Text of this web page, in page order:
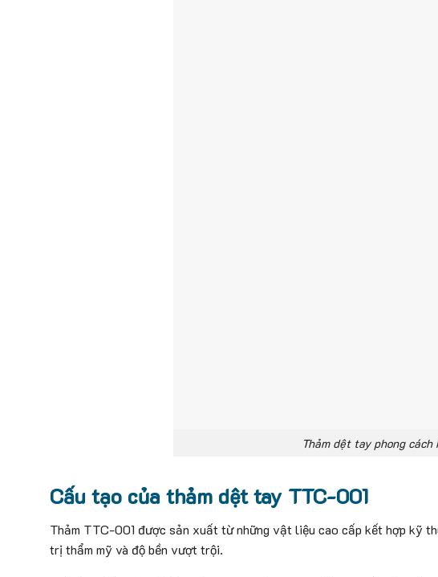
Thảm dệt tay phong
Cấu tạo của thảm dệt tay TTC-001
Thảm TTC-001 được sản xuất từ những vật liệu cao cấp kết hợp kỹ
trị thẩm mỹ và độ bền vượt trội.